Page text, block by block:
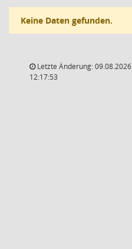
Keine Daten gefunden.
Letzte Änderung: 09.08.2026
12:17:53